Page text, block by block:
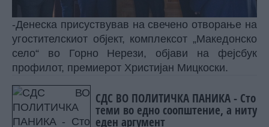
-Денеска присуствував на свечено отворање на
угостителскиот објект, комплексот „Македонско
село“ во Горно Нерези, објави на фејсбук
профилот, премиерот Христијан Мицкоски.
СДС ВО ПОЛИТИЧКА ПАНИКА - Сто
теми во едно соопштение, а ниту
еден аргумент